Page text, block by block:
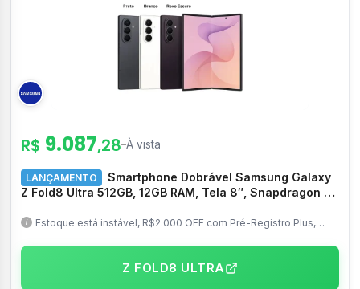
R$ 9.087,28–À vista
LANÇAMENTO
Smartphone Dobrável Samsung Galaxy
Z Fold8 Ultra 512GB, 12GB RAM, Tela 8″, Snapdragon 8
SM-F976BZKXZTO
Estoque está instável, R$2.000 OFF com Pré-Registro Plus,
Z FOLD8 ULTRA